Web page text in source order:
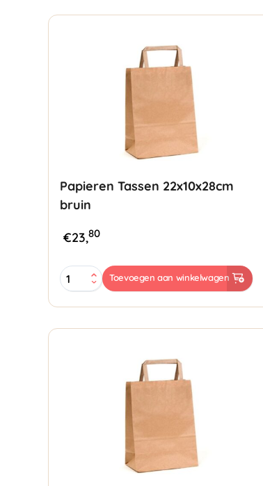
Papieren Tassen 22x10x28cm
bruin
€23,80
Papieren
Tassen
bruin
aantal
Toevoegen aan winkelwagen